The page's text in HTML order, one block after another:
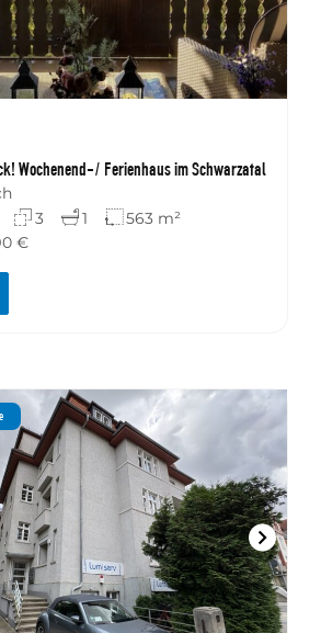
Wochenend-/ Ferienhaus im Schwarzatal
3 1
563 m²
€